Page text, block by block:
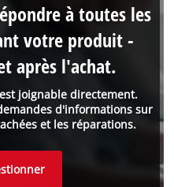
joignable directement.
d'informations sur
et les réparations.
à toutes les
votre produit -
après l'achat.